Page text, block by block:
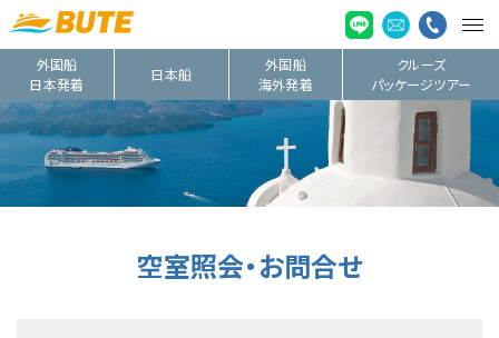
外国船
日本発着
日本船
外国船
海外発着
クルーズ
パッケージツアー
空室照会・お問合せ